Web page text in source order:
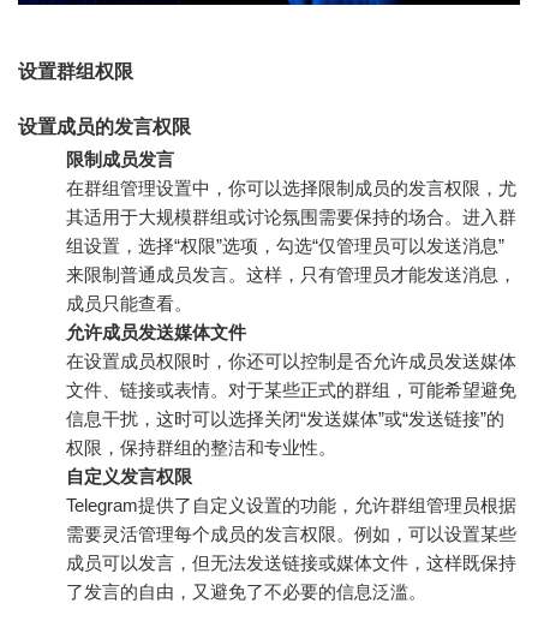
设置群组权限
设置成员的发言权限
限制成员发言
在群组管理设置中，你可以选择限制成员的发言权限，尤
其适用于大规模群组或讨论氛围需要保持的场合。进入群
组设置，选择“权限”选项，勾选“仅管理员可以发送消息”
来限制普通成员发言。这样，只有管理员才能发送消息，
成员只能查看。
允许成员发送媒体文件
在设置成员权限时，你还可以控制是否允许成员发送媒体
文件、链接或表情。对于某些正式的群组，可能希望避免
信息干扰，这时可以选择关闭“发送媒体”或“发送链接”的
权限，保持群组的整洁和专业性。
自定义发言权限
Telegram提供了自定义设置的功能，允许群组管理员根据
需要灵活管理每个成员的发言权限。例如，可以设置某些
成员可以发言，但无法发送链接或媒体文件，这样既保持
了发言的自由，又避免了不必要的信息泛滥。